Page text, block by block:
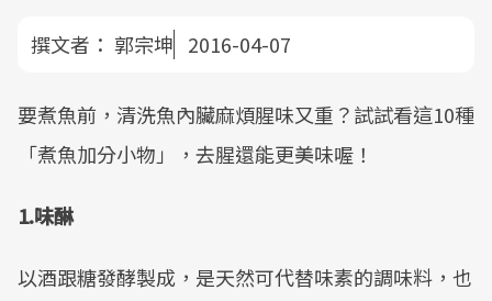
撰文者： 郭宗坤 2016-04-07
要煮魚前，清洗魚內臟麻煩腥味又重？試試看這10種
「煮魚加分小物」，去腥還能更美味喔！
1.味醂
以酒跟糖發酵製成，是天然可代替味素的調味料，也